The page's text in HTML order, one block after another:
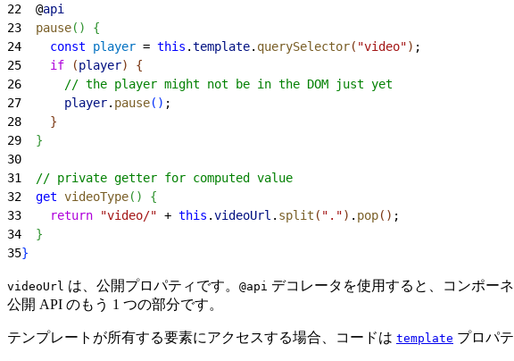
22
  @
api
23
  pause
( )
{
24
    const
player = this .template. querySelector( "video") ;
25
    if
(player)
{
26
      // the player might not be in the DOM just yet
27
      player
. pause( ) ;
28
}
29
}
30
31
  // private getter for computed value
32
  get
videoType( )
{
33
    return
"video/" + this .videoUrl . split ( ".") . pop( ) ;
34
}
35}
videoUrl は、公開プロパティです。 @api デコレータを使用すると、コンポー
公開 API のもう 1 つの部分です。
テンプレートが所有する要素にアクセスする場合、コードは template プロパ